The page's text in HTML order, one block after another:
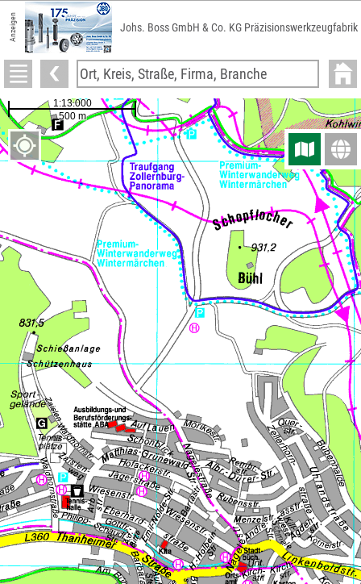
Anzeigen Johs. Boss GmbH & Co. KG Präzisionswerkzeugfabrik